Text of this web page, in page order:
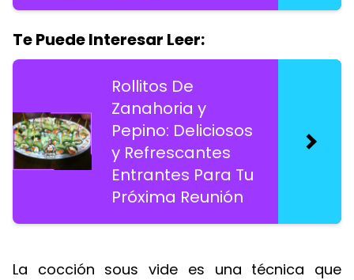
Te Puede Interesar Leer:
Rollitos De
Zanahoria y
Pepino: Deliciosos
y Refrescantes
Entrantes Para Tu
Próxima Reunión
La cocción sous vide es una técnica que